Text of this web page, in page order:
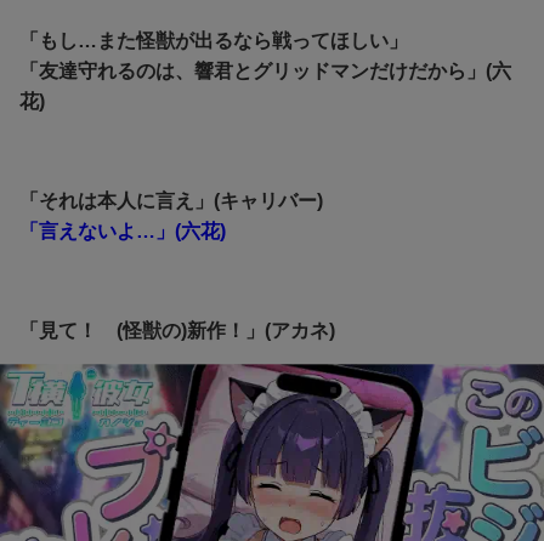
「もし…また怪獣が出るなら戦ってほしい」
「友達守れるのは、響君とグリッドマンだけだから」(六
花)
「それは本人に言え」(キャリバー)
「言えないよ…」(六花)
「見て！ (怪獣の)新作！」(アカネ)